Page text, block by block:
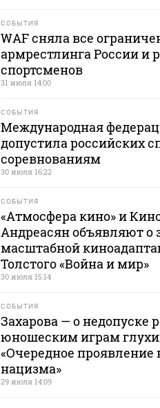
СОБЫТИЯ
WAF сняла все
армрестлинга России и
спортсменов
31 июля 14:00
СОБЫТИЯ
Международная
допустила российских
соревнованиям
30 июля 16:22
СОБЫТИЯ
«Атмосфера кино» и
Андреасян объявляют о
масштабной
Толстого «Война и мир»
30 июля 15:14
СОБЫТИЯ
Захарова — о недопуске
юношеским играм
«Очередное проявление
нацизма»
29 июля 14:09